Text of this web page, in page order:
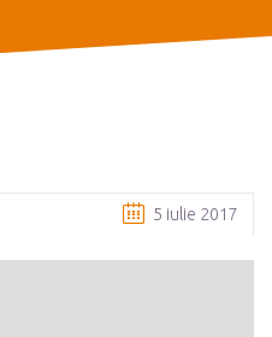
5 iulie 2017